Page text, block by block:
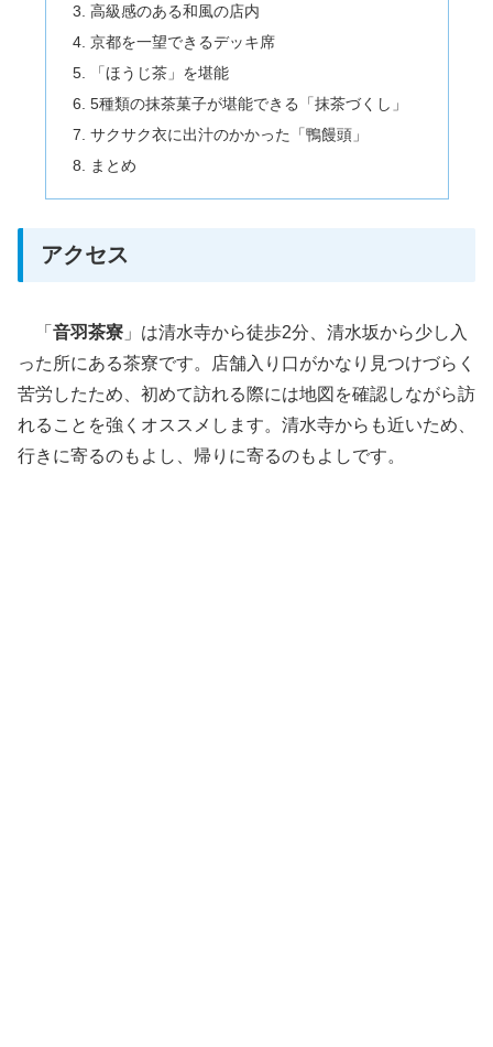
高級感のある和風の店内
京都を一望できるデッキ席
「ほうじ茶」を堪能
5種類の抹茶菓子が堪能できる「抹茶づくし」
サクサク衣に出汁のかかった「鴨饅頭」
まとめ
アクセス
「 音羽茶寮 」は清水寺から徒歩2分、清水坂から少し入
った所にある茶寮です。店舗入り口がかなり見つけづらく
苦労したため、初めて訪れる際には地図を確認しながら訪
れることを強くオススメします。清水寺からも近いため、
行きに寄るのもよし、帰りに寄るのもよしです。